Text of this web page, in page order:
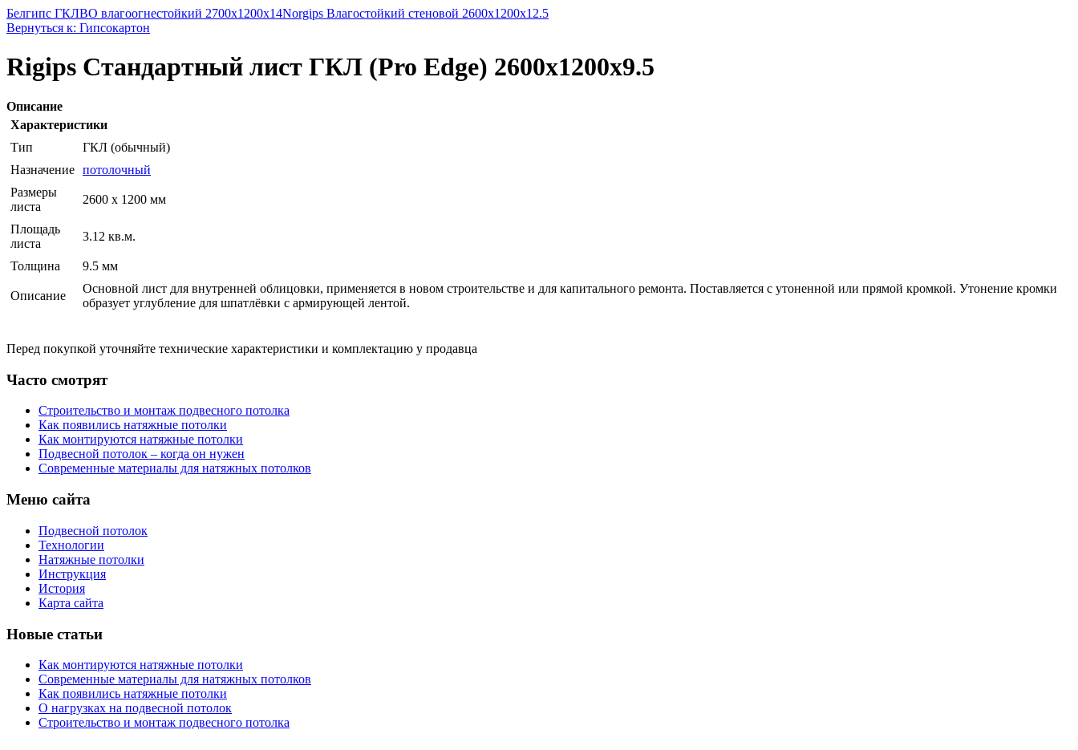
Белгипс ГКЛВО влагоогнестойкий 2700х1200х14Norgips Влагостойкий стеновой 2600x1200x12.5
Вернуться к: Гипсокартон
Rigips Стандартный лист ГКЛ (Pro Edge) 2600x1200x9.5
Описание
Характеристики
Тип
ГКЛ (обычный)
Назначение потолочный
Размеры
листа
2600 x 1200 мм
Площадь
листа
3.12 кв.м.
Толщина 9.5 мм
Описание
Основной лист для внутренней облицовки, применяется в новом строительстве и для капитального ремонта. Поставляется с утоненной или прямой кромкой. Утонение кромки
образует углубление для шпатлёвки с армирующей лентой.
Перед покупкой уточняйте технические характеристики и комплектацию у продавца
Часто смотрят
Строительство и монтаж подвесного потолка
Как появились натяжные потолки
Как монтируются натяжные потолки
Подвесной потолок – когда он нужен
Современные материалы для натяжных потолков
Меню сайта
Подвесной потолок
Технологии
Натяжные потолки
Инструкция
История
Карта сайта
Новые статьи
Как монтируются натяжные потолки
Современные материалы для натяжных потолков
Как появились натяжные потолки
О нагрузках на подвесной потолок
Строительство и монтаж подвесного потолка